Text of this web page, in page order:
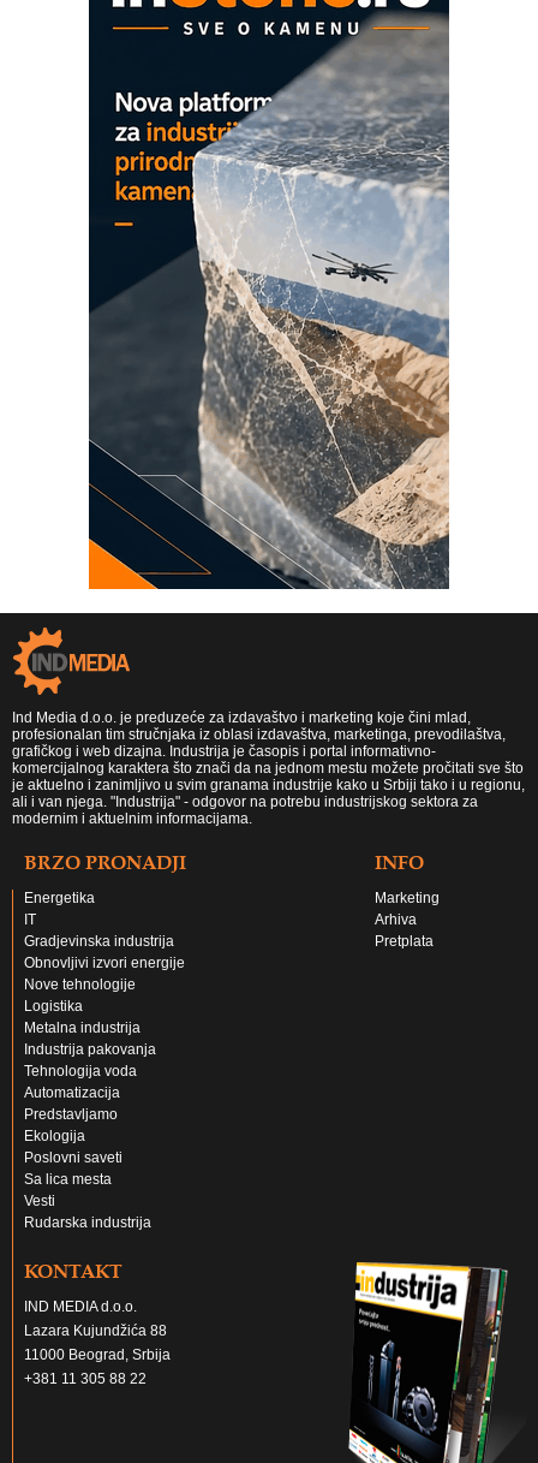
ROSA i SCHUNK podižu proizvodnju
Detekcija različitih oblika
Ind Media d.o.o. je preduzeće za izdavaštvo i marketing koje čini mlad,
profesionalan tim stručnjaka iz oblasi izdavaštva, marketinga, prevodilaštva,
grafičkog i web dizajna. Industrija je časopis i portal informativno-
komercijalnog karaktera što znači da na jednom mestu možete pročitati sve što
je aktuelno i zanimljivo u svim granama industrije kako u Srbiji tako i u regionu,
ali i van njega. "Industrija" - odgovor na potrebu industrijskog sektora za
modernim i aktuelnim informacijama.
BRZO PRONADJI
Energetika
IT
Gradjevinska industrija
Obnovljivi izvori energije
Nove tehnologije
Logistika
Metalna industrija
Industrija pakovanja
Tehnologija voda
Automatizacija
Predstavljamo
Ekologija
Poslovni saveti
Sa lica mesta
Vesti
Rudarska industrija
INFO
Marketing
Arhiva
Pretplata
KONTAKT
IND MEDIA d.o.o.
Lazara Kujundžića 88
11000 Beograd, Srbija
+381 11 305 88 22